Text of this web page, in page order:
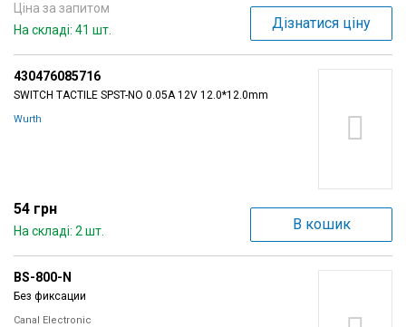
Ціна за запитом
На складі: 41 шт.
Дізнатися ціну
430476085716
SWITCH TACTILE SPST-NO 0.05A 12V 12.0*12.0mm
Wurth
54 грн
На складі: 2 шт. В кошик
BS-800-N
Без фиксации
Canal Electronic